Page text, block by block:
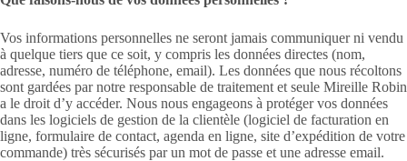
Vos informations personnelles ne seront jamais communiquer ni vendu
à quelque tiers que ce soit, y compris les données directes (nom,
adresse, numéro de téléphone, email). Les données que nous récoltons
sont gardées par notre responsable de traitement et seule Mireille Robin
a le droit d’y accéder. Nous nous engageons à protéger vos données
dans les logiciels de gestion de la clientèle (logiciel de facturation en
ligne, formulaire de contact, agenda en ligne, site d’expédition de votre
commande) très sécurisés par un mot de passe et une adresse email.